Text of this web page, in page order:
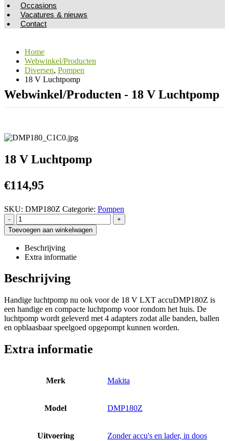
Occasions
Vacatures & nieuws
Contact
Home
Webwinkel/Producten
Diversen, Pompen
18 V Luchtpomp
Webwinkel/Producten - 18 V Luchtpomp
18 V Luchtpomp
€114,95
SKU: DMP180Z Categorie: Pompen
-
+
Toevoegen aan winkelwagen
Beschrijving
Extra informatie
Beschrijving
Handige luchtpomp nu ook voor de 18 V LXT accuDMP180Z is
een handige en compacte luchtpomp voor rondom het huis. De
luchtpomp wordt geleverd met 4 adapters zodat alle banden, ballen
en opblaasbaar speelgoed opgepompt kunnen worden.
Extra informatie
Merk Makita
Model DMP180Z
Uitvoering Zonder accu's en lader, in doos